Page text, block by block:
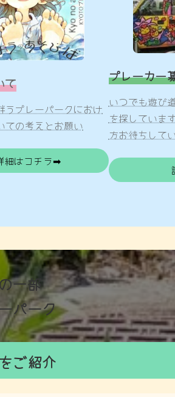
て
うプレーパークにおけ
ての考えとお願い
細はコチラ➡
プレーカー
いつでも遊び
を探していま
方お待ちして
一部
パーク
ご紹介